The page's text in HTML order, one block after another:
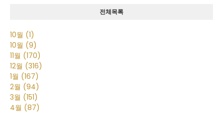
전체목록
10월 (1)
10월 (9)
11월 (170)
12월 (316)
1월 (167)
2월 (94)
3월 (151)
4월 (87)